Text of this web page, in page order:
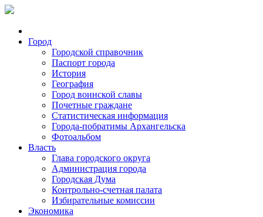
Город
Городской справочник
Паспорт города
История
География
Город воинской славы
Почетные граждане
Статистическая информация
Города-побратимы Архангельска
Фотоальбом
Власть
Глава городского округа
Администрация города
Городская Дума
Контрольно-счетная палата
Избирательные комиссии
Экономика